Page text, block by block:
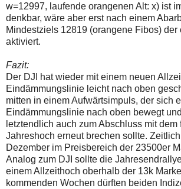
w=12997, laufende orangenen Alt: x) ist
denkbar, wäre aber erst nach einem
Mindestziels 12819 (orangene Fibos) der
aktiviert.
Fazit:
Der DJI hat wieder mit einem neuen
Eindämmungslinie leicht nach oben
mitten in einem Aufwärtsimpuls, der sich
Eindämmungslinie nach oben bewegt
letztendlich auch zum Abschluss mit dem
Jahreshoch erneut brechen sollte.
Dezember im Preisbereich der 23500er
Analog zum DJI sollte die
einem Allzeithoch oberhalb der 13k
kommenden Wochen dürften beiden